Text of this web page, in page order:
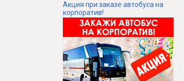
Акция при заказе автобуса на
корпоратив!